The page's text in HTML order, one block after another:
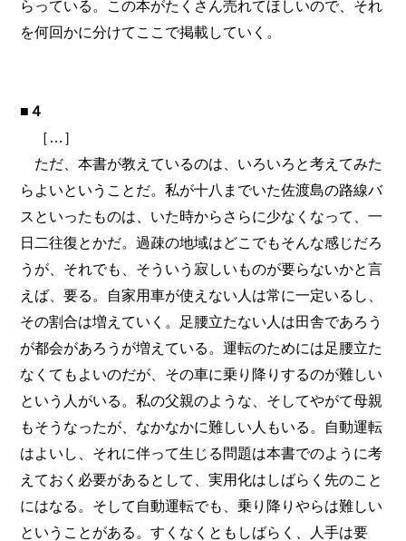
らっている。この本がたくさん売れてほしいので、それ
を何回かに分けてここで掲載していく。
■ ４
［…］
ただ、本書が教えているのは、いろいろと考えてみた
らよいということだ。私が十八までいた佐渡島の路線バ
スといったものは、いた時からさらに少なくなって、一
日二往復とかだ。過疎の地域はどこでもそんな感じだろ
うが、それでも、そういう寂しいものが要らないかと言
えば、要る。自家用車が使えない人は常に一定いるし、
その割合は増えていく。足腰立たない人は田舎であろう
が都会があろうが増えている。運転のためには足腰立た
なくてもよいのだが、その車に乗り降りするのが難しい
という人がいる。私の父親のような、そしてやがて母親
もそうなったが、なかなかに難しい人もいる。自動運転
はよいし、それに伴って生じる問題は本書でのように考
えておく必要があるとして、実用化はしばらく先のこと
にはなる。そして自動運転でも、乗り降りやらは難しい
ということがある。すくなくともしばらく、人手は要